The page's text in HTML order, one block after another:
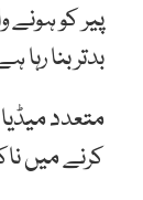
پیر کو
بدتر بنا
متعدد
کرنے میں